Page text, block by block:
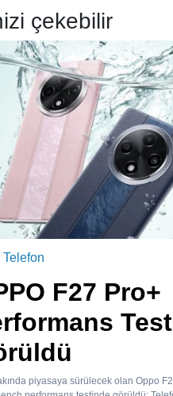
çekebilir
Telefon
F27 Pro+
piyasaya sürülecek olan Oppo